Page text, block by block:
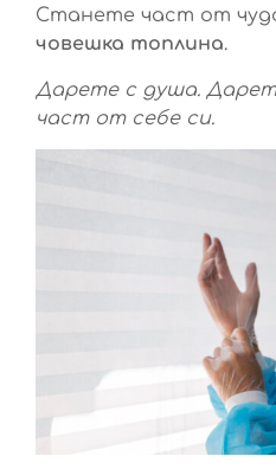
Станете част от
човешка топлина.
Дарете с душа.
част от себе си.